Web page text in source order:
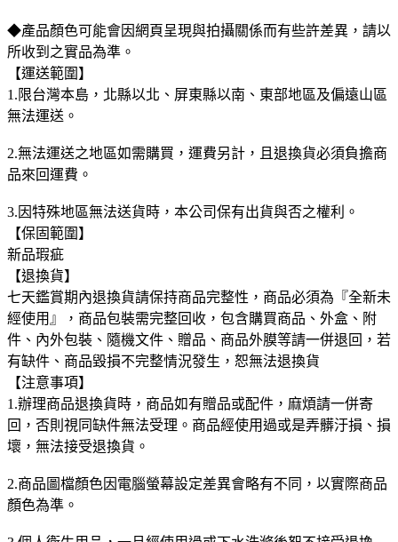
◆產品顏色可能會因網頁呈現與拍攝關係而有些許差異，請以
所收到之實品為準。
【運送範圍】
1.限台灣本島，北縣以北、屏東縣以南、東部地區及偏遠山區
無法運送。
2.無法運送之地區如需購買，運費另計，且退換貨必須負擔商
品來回運費。
3.因特殊地區無法送貨時，本公司保有出貨與否之權利。
【保固範圍】
新品瑕疵
【退換貨】
七天鑑賞期內退換貨請保持商品完整性，商品必須為『全新未
經使用』，商品包裝需完整回收，包含購買商品、外盒、附
件、內外包裝、隨機文件、贈品、商品外膜等請一併退回，若
有缺件、商品毀損不完整情況發生，恕無法退換貨
【注意事項】
1.辦理商品退換貨時，商品如有贈品或配件，麻煩請一併寄
回，否則視同缺件無法受理。商品經使用過或是弄髒汙損、損
壞，無法接受退換貨。
2.商品圖檔顏色因電腦螢幕設定差異會略有不同，以實際商品
顏色為準。